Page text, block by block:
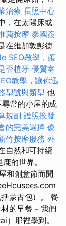
治療 長照中心
，在太陽床或
薦按摩 泰國簽
在維加敦彭德
SEO教學，讓
否植牙 優質室
教學，讓你迅
型號與類型 他
尋常的小屋的成
規劃 護照換發
的完美選擇 優
竹按摩服務 外
自然和可持續
的世界。
和創意節而聞
蒙古包）。 餐
材的早餐 - 我們
）那裡學到。